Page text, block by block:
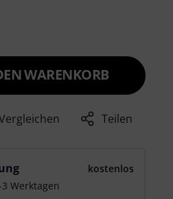
WARENKORB
Teilen
kostenlos
Werktagen